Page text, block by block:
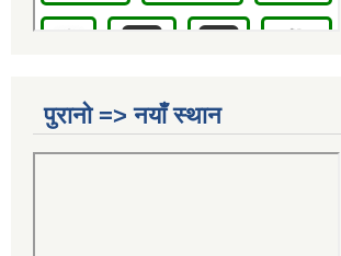
पुरानो => नयाँ स्थान